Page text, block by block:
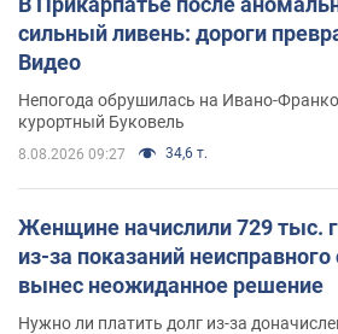
сильный ливень: дороги
Видео
Непогода обрушилась на Ивано-
курортный Буковель
8.08.2026 09:27 34,6 т.
Женщине начислили 729 тыс.
из-за показаний неисправного
вынес неожиданное решение
Нужно ли платить долг из-за